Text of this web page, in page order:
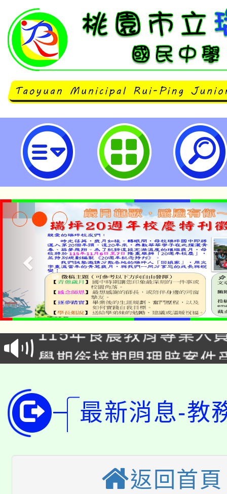
學優股份有限公司「PaGamO遊
桃園市立瑞坪國民中學
淨零綠生活教案入校路
會
115年食農教育專業人
程
學期銜接期間理賠案件
版
公告本校115學年度第
代理(課)教師甄選結果(
「2026金融保險知識
車」活動
桃園市115學年度學生
生本土語及新住民語歌
公告本校115學年度第
最新消息-教
返回首頁